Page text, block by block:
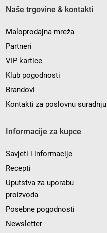
Naše trgovine & kontakti
Maloprodajna mreža
Partneri
VIP kartice
Klub pogodnosti
Brandovi
Kontakti za poslovnu suradnju
Informacije za kupce
Savjeti i informacije
Recepti
Uputstva za uporabu
proizvoda
Posebne pogodnosti
Newsletter